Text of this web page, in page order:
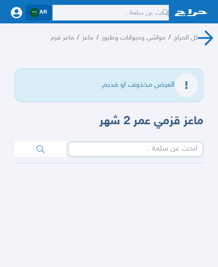
AR
كل الحراج / مواشي وحيوانات وطيور / ماعز / ماعز قزم
العرض محذوف او قديم.
ماعز قزمي عمر 2 شهر